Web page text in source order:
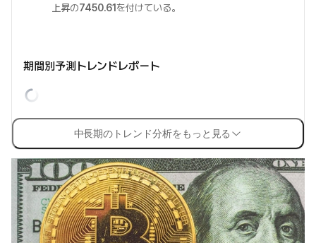
上昇の7450.61を付けている。
期間別予測トレンドレポート
中長期のトレンド分析をもっと見る